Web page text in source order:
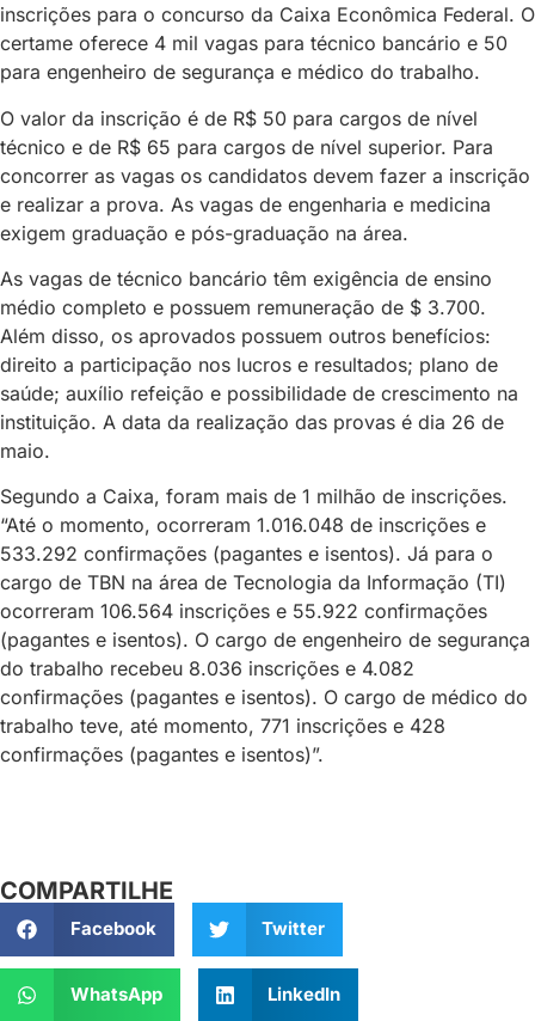
inscrições para o concurso da Caixa Econômica Federal. O
certame oferece 4 mil vagas para técnico bancário e 50
para engenheiro de segurança e médico do trabalho.
O valor da inscrição é de R$ 50 para cargos de nível
técnico e de R$ 65 para cargos de nível superior. Para
concorrer as vagas os candidatos devem fazer a inscrição
e realizar a prova. As vagas de engenharia e medicina
exigem graduação e pós-graduação na área.
As vagas de técnico bancário têm exigência de ensino
médio completo e possuem remuneração de $ 3.700.
Além disso, os aprovados possuem outros benefícios:
direito a participação nos lucros e resultados; plano de
saúde; auxílio refeição e possibilidade de crescimento na
instituição. A data da realização das provas é dia 26 de
maio.
Segundo a Caixa, foram mais de 1 milhão de inscrições.
“Até o momento, ocorreram 1.016.048 de inscrições e
533.292 confirmações (pagantes e isentos). Já para o
cargo de TBN na área de Tecnologia da Informação (TI)
ocorreram 106.564 inscrições e 55.922 confirmações
(pagantes e isentos). O cargo de engenheiro de segurança
do trabalho recebeu 8.036 inscrições e 4.082
confirmações (pagantes e isentos). O cargo de médico do
trabalho teve, até momento, 771 inscrições e 428
confirmações (pagantes e isentos)”.
COMPARTILHE
Facebook Twitter
WhatsApp LinkedIn